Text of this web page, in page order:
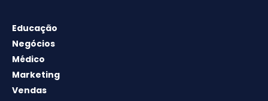
Educação
Negócios
Médico
Marketing
Vendas